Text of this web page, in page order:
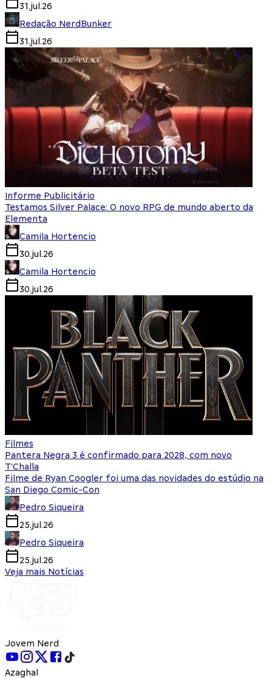
31.jul.26
Redação NerdBunker
31.jul.26
Informe Publicitário
Testamos Silver Palace: O novo RPG de mundo aberto da
Elementa
Camila Hortencio
30.jul.26
Camila Hortencio
30.jul.26
Filmes
Pantera Negra 3 é confirmado para 2028, com novo
T'Challa
Filme de Ryan Coogler foi uma das novidades do estúdio na
San Diego Comic-Con
Pedro Siqueira
25.jul.26
Pedro Siqueira
25.jul.26
Veja mais Notícias
Jovem Nerd
Azaghal